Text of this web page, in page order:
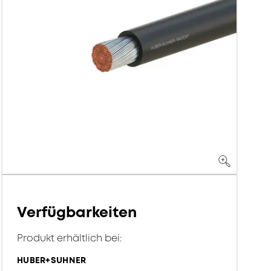
Verfügbarkeiten
Produkt erhältlich bei:
HUBER+SUHNER